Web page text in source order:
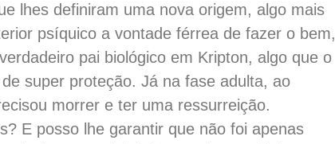
lhes definiram uma nova origem, algo mais
psíquico a vontade férrea de fazer o bem,
pai biológico em Kripton, algo que o
super proteção. Já na fase adulta, ao
morrer e ter uma ressurreição.
E posso lhe garantir que não foi apenas